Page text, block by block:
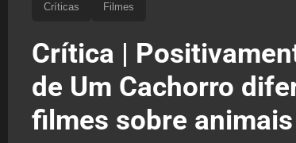
Críticas Filmes
Crítica |
de Um Cachorro
filmes sobre